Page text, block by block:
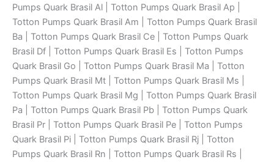
Pumps Quark Brasil Al | Totton Pumps Quark Brasil Ap |
Totton Pumps Quark Brasil Am | Totton Pumps Quark Brasil
Ba | Totton Pumps Quark Brasil Ce | Totton Pumps Quark
Brasil Df | Totton Pumps Quark Brasil Es | Totton Pumps
Quark Brasil Go | Totton Pumps Quark Brasil Ma | Totton
Pumps Quark Brasil Mt | Totton Pumps Quark Brasil Ms |
Totton Pumps Quark Brasil Mg | Totton Pumps Quark Brasil
Pa | Totton Pumps Quark Brasil Pb | Totton Pumps Quark
Brasil Pr | Totton Pumps Quark Brasil Pe | Totton Pumps
Quark Brasil Pi | Totton Pumps Quark Brasil Rj | Totton
Pumps Quark Brasil Rn | Totton Pumps Quark Brasil Rs |